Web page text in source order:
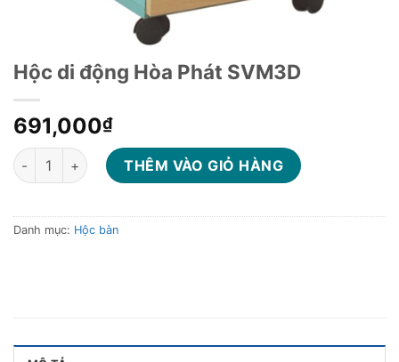
Hộc di động Hòa Phát SVM3D
691,000₫
Hộc di động Hòa Phát SVM3D số lượng
THÊM VÀO GIỎ HÀNG
Danh mục: Hộc bàn